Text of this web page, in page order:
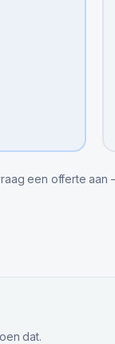
een offerte aan
dat.